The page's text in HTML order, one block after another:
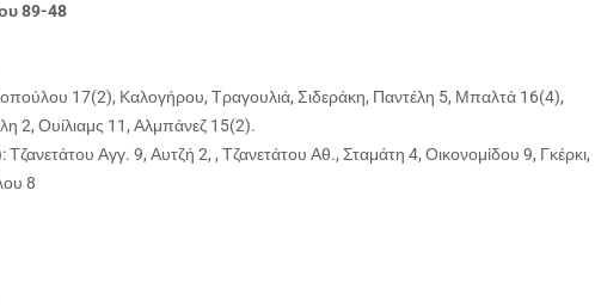
89-48
17(2), Καλογήρου, Τραγουλιά, Σιδεράκη, Παντέλη 5, Μπαλτά 16(4),
2, Ουίλιαμς 11, Αλμπάνεζ 15(2).
Αγγ. 9, Αυτζή 2, , Τζανετάτου Αθ., Σταμάτη 4, Οικονομίδου 9, Γκέρκι,
8